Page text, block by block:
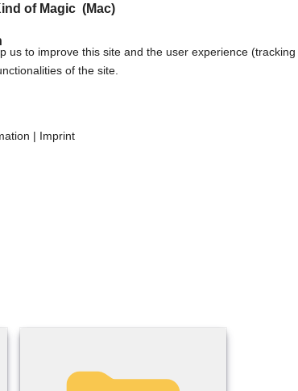
of Magic (Mac)
to improve this site and the user experience
of the site.
| Imprint